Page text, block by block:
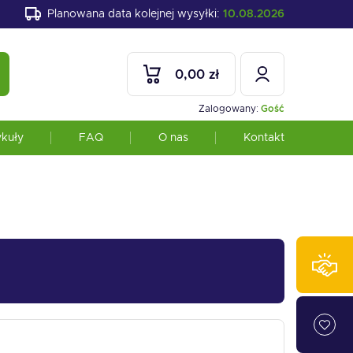
Planowana data kolejnej wysyłki: 10.08.2026
Zalogowany: Gość
0,00 zł
FAQ O nas Kontakt